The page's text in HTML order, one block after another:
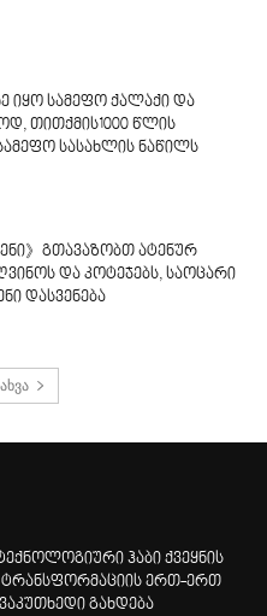
იყო სამეფო ქალაქი და
თითქმის1000 წლის
სასახლის ნაწილს
》გთავაზობთ ატენურ
და კოტეჯებს, საოცარი
დასვენება
ჰაბი ქვეყნის
ერთ-ერთ
გახდება